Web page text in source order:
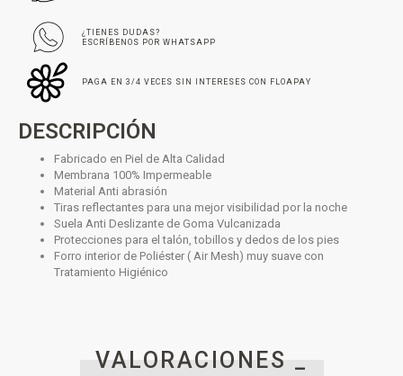
¿TIENES DUDAS?
ESCRÍBENOS POR WHATSAPP
PAGA EN 3/4 VECES SIN INTERESES CON FLOAPAY
DESCRIPCIÓN
Fabricado en Piel de Alta Calidad
Membrana 100% Impermeable
Material Anti abrasión
Tiras reflectantes para una mejor visibilidad por la noche
Suela Anti Deslizante de Goma Vulcanizada
Protecciones para el talón, tobillos y dedos de los pies
Forro interior de Poliéster ( Air Mesh) muy suave con
Tratamiento Higiénico
VALORACIONES _